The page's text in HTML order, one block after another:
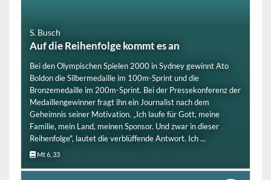
S. Busch
Auf die Reihenfolge kommt es an
Bei den Olympischen Spielen 2000 in Sydney gewinnt Ato
Boldon die Silbermedaille im 100m-Sprint und die
Bronzemedaille im 200m-Sprint. Bei der Pressekonferenz der
Medaillengewinner fragt ihn ein Journalist nach dem
Geheimnis seiner Motivation. „Ich laufe für Gott, meine
Familie, mein Land, meinen Sponsor. Und zwar in dieser
Reihenfolge", lautet die verblüffende Antwort. Ich ...
Mt 6, 33